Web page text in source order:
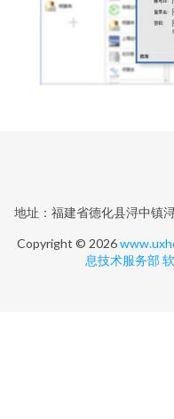
地址：福建省德化县浔中镇
Copyright © 2026
息技术服务部